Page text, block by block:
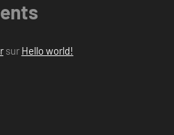
sur Hello world!